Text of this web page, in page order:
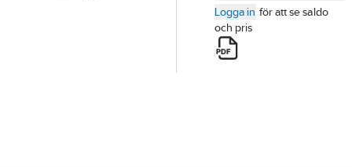
Logga in för att se saldo
och pris